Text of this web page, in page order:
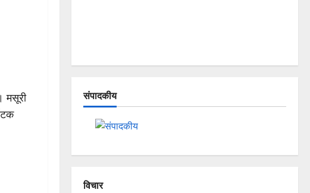
मसूरी
संपादकीय
विचार